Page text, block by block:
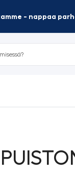
- nappaa